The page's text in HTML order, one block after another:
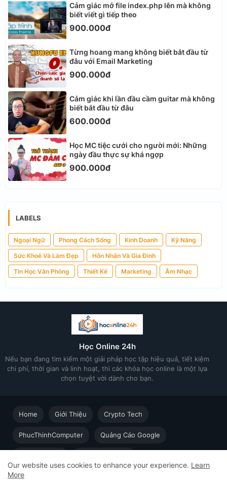
Cảm giác mở file index.php lên mà không
biết viết gì tiếp theo
900.000đ
Từng hoang mang không biết bắt đầu từ
đâu với Email Marketing
900.000đ
Cảm giác khi lần đầu cầm guitar mà không
biết bắt đầu từ đâu
600.000đ
Học MC tiệc cưới cho người mới: Những
ngày đầu thực sự khá ngợp
900.000đ
LABELS
Ngoại Ngữ Phong Cách Sống Kinh Doanh Kỹ Năng
Sức Khoẻ Và Làm Đẹp Hôn Nhân Và Gia Đình
Tin Học Văn Phòng Thiết Kế Marketing Âm Nhạc
Học Online 24h
Nếu bạn đang tìm kiếm một giải pháp học tập hiệu quả, tiết kiệm
chi phí, thời gian và linh hoạt, thì các khóa học online là một lựa
chọn tuyệt vời dành cho bạn.
Học Online cùng Chuyên gia - Khóa học trực tuyến dành cho
Home Giới Thiệu Crypto Tech
PhucThinhComputer Quảng Cáo Google
Our website uses cookies to enhance your experience. Learn
More